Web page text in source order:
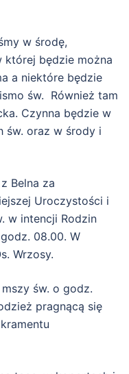
w środę,
będzie można
a niektóre będzie
św. Również tam
Czynna będzie w
św. oraz w środy i
Belna za
Uroczystości i
w intencji Rodzin
08.00. W
Wrzosy.
św. o godz.
pragnącą się